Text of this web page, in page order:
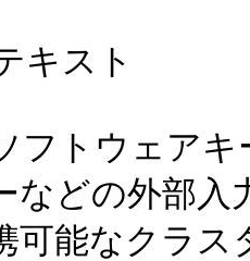
キスト
フトウェア
などの外部
可能なクラス